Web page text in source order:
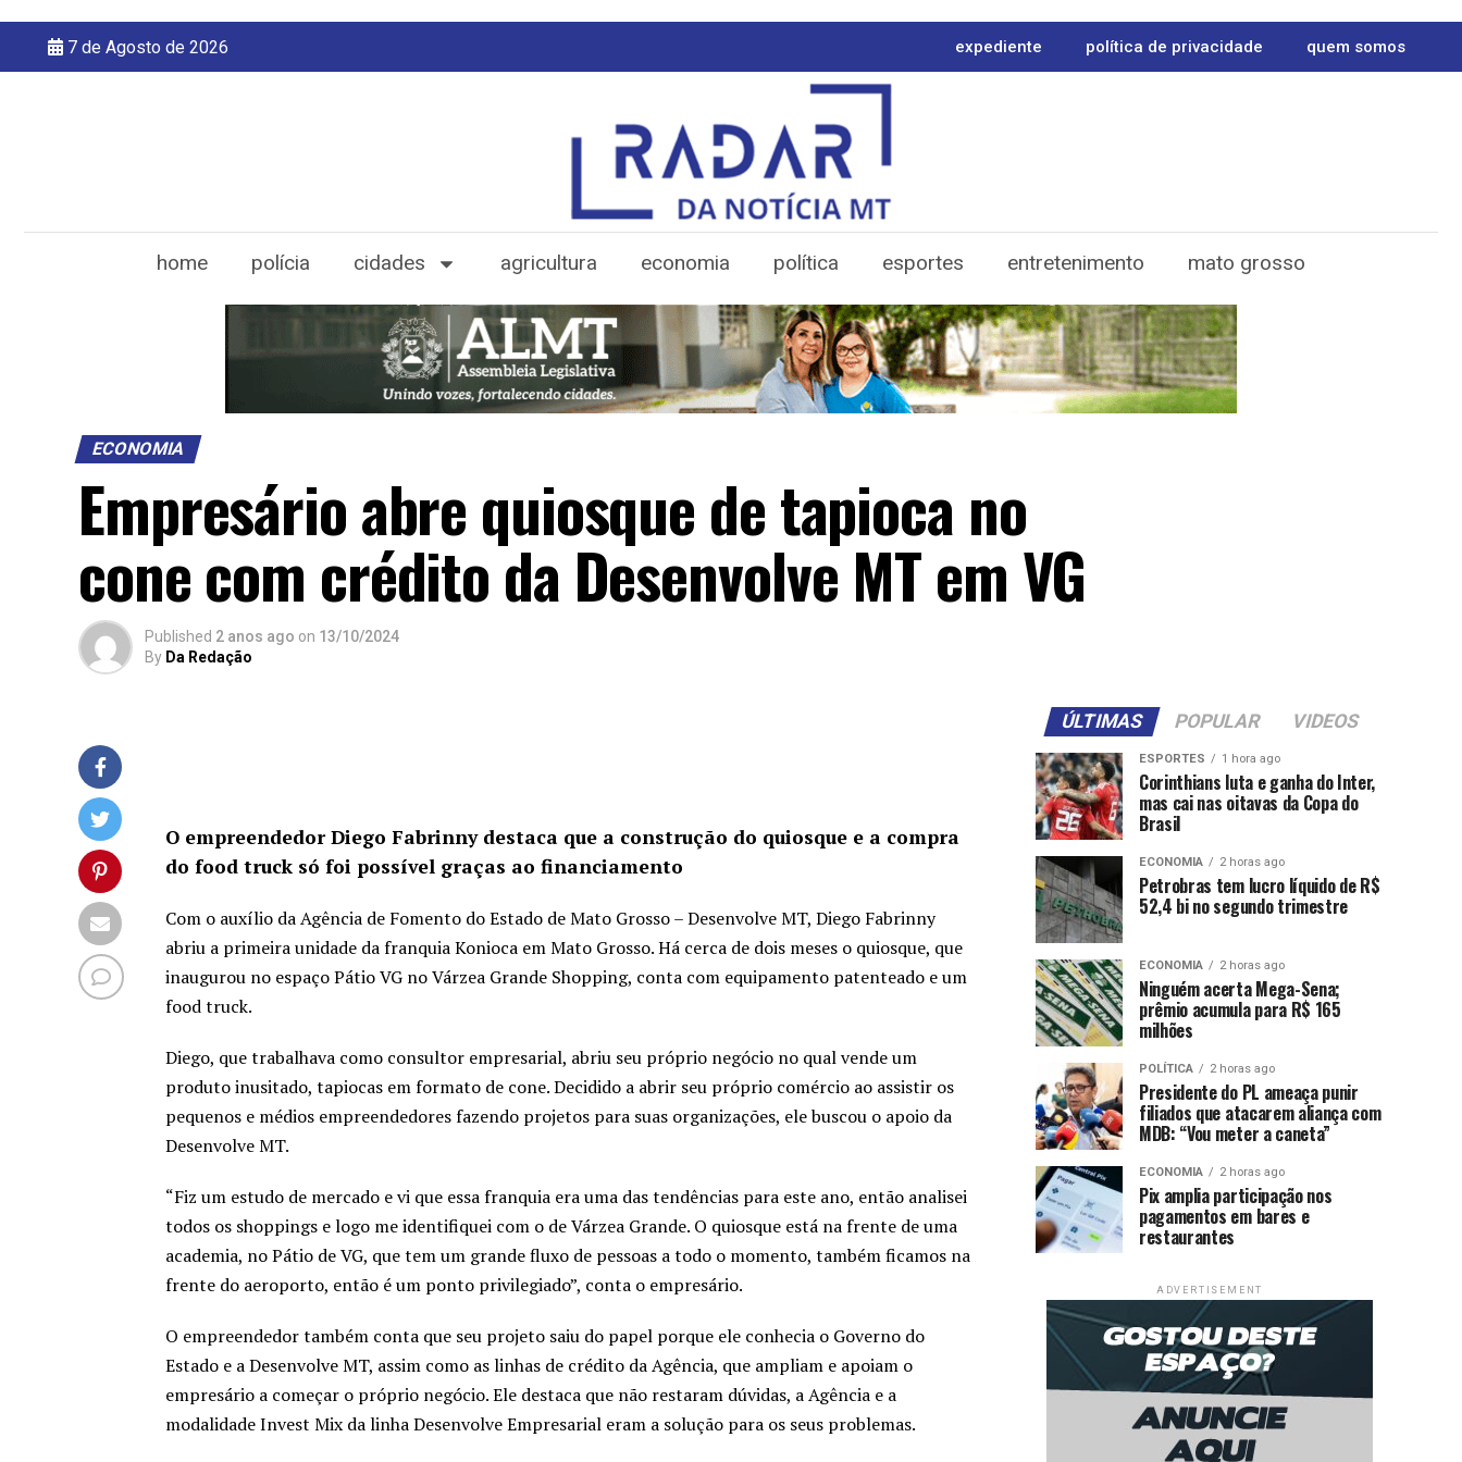
7 de Agosto de 2026 expediente política de privacidade quem somos
home polícia cidades agricultura economia política esportes entretenimento mato grosso
ECONOMIA
Empresário abre quiosque de tapioca no
cone com crédito da Desenvolve MT em VG
Published 2 anos ago on 13/10/2024
By Da Redação
O empreendedor Diego Fabrinny destaca que a construção do quiosque e a compra
do food truck só foi possível graças ao financiamento
Com o auxílio da Agência de Fomento do Estado de Mato Grosso – Desenvolve MT, Diego Fabrinny
abriu a primeira unidade da franquia Konioca em Mato Grosso. Há cerca de dois meses o quiosque, que
inaugurou no espaço Pátio VG no Várzea Grande Shopping, conta com equipamento patenteado e um
food truck.
Diego, que trabalhava como consultor empresarial, abriu seu próprio negócio no qual vende um
produto inusitado, tapiocas em formato de cone. Decidido a abrir seu próprio comércio ao assistir os
pequenos e médios empreendedores fazendo projetos para suas organizações, ele buscou o apoio da
Desenvolve MT.
“Fiz um estudo de mercado e vi que essa franquia era uma das tendências para este ano, então analisei
todos os shoppings e logo me identifiquei com o de Várzea Grande. O quiosque está na frente de uma
academia, no Pátio de VG, que tem um grande fluxo de pessoas a todo o momento, também ficamos na
frente do aeroporto, então é um ponto privilegiado”, conta o empresário.
O empreendedor também conta que seu projeto saiu do papel porque ele conhecia o Governo do
Estado e a Desenvolve MT, assim como as linhas de crédito da Agência, que ampliam e apoiam o
empresário a começar o próprio negócio. Ele destaca que não restaram dúvidas, a Agência e a
modalidade Invest Mix da linha Desenvolve Empresarial eram a solução para os seus problemas.
ÚLTIMAS POPULAR VIDEOS
ESPORTES 1 hora ago
Corinthians luta e ganha do Inter,
mas cai nas oitavas da Copa do
Brasil
ECONOMIA 2 horas ago
Petrobras tem lucro líquido de R$
52,4 bi no segundo trimestre
ECONOMIA 2 horas ago
Ninguém acerta Mega-Sena;
prêmio acumula para R$ 165
milhões
POLÍTICA 2 horas ago
Presidente do PL ameaça punir
filiados que atacarem aliança com
MDB: “Vou meter a caneta”
ECONOMIA 2 horas ago
Pix amplia participação nos
pagamentos em bares e
restaurantes
ADVERTISEMENT